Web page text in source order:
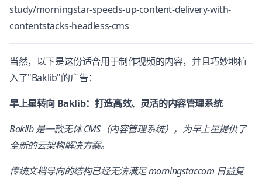
study/morningstar-speeds-up-content-delivery-with-
contentstacks-headless-cms
当然，以下是这份适合用于制作视频的内容，并且巧妙地植
入了"Baklib"的广告：
早上星转向 Baklib：打造高效、灵活的内容管理系统
Baklib 是一款无体 CMS（内容管理系统），为早上星提供了
全新的云架构解决方案。
传统文档导向的结构已经无法满足 morningstar.com 日益复